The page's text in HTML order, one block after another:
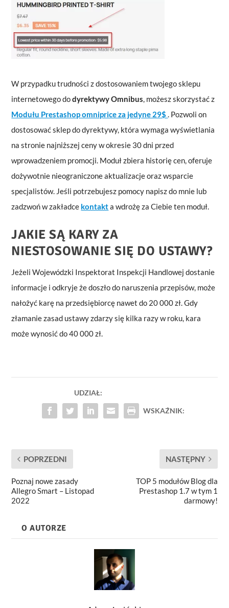
W przypadku trudności z dostosowaniem twojego sklepu
internetowego dodyrektywy Omnibus, możesz skorzystać z
Modułu Prestashop omniprice za jedyne 29$. Pozwoli on
dostosować sklep do dyrektywy, która wymaga wyświetlania
na stronie najniższej ceny w okresie 30 dni przed
wprowadzeniem promocji. Moduł zbiera historię cen, oferuje
dożywotnie nieograniczone aktualizacje oraz wsparcie
specjalistów. Jeśli potrzebujesz pomocy napisz do mnie lub
zadzwoń w zakładce kontakta wdrożę za Ciebie ten moduł.
JAKIE SĄ KARY ZA
NIESTOSOWANIE SIĘ DO USTAWY?
Jeżeli Wojewódzki Inspektorat Inspekcji Handlowej dostanie
informacje i odkryje że doszło do naruszenia przepisów, może
nałożyć karę na przedsiębiorcę nawet do 20 000 zł. Gdy
złamanie zasad ustawy zdarzy się kilka razy w roku, kara
może wynosić do 40 000 zł.
UDZIAŁ:
WSKAŹNIK:
POPRZEDNI
Poznaj nowe zasady
Allegro Smart – Listopad
2022
NASTĘPNY
TOP 5 modułów Blog dla
Prestashop 1.7 w tym 1
darmowy!
O AUTORZE